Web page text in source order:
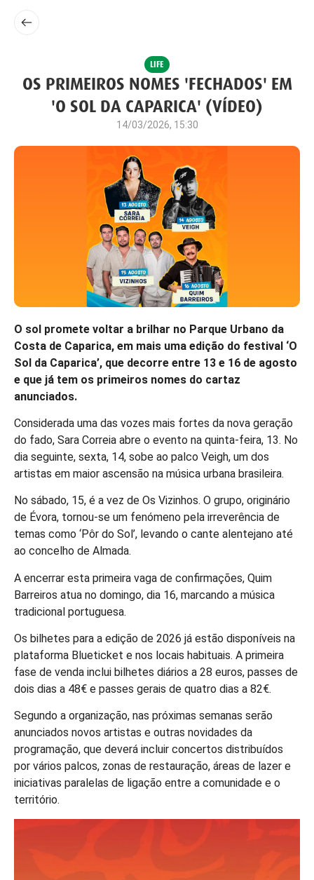
LIFE
OS PRIMEIROS NOMES 'FECHADOS' EM
'O SOL DA CAPARICA' (VÍDEO)
14/03/2026, 15:30
O sol promete voltar a brilhar no Parque Urbano da
Costa de Caparica, em mais uma edição do festival ‘O
Sol da Caparica’, que decorre entre 13 e 16 de agosto
e que já tem os primeiros nomes do cartaz
anunciados.
Considerada uma das vozes mais fortes da nova geração
do fado, Sara Correia abre o evento na quinta-feira, 13. No
dia seguinte, sexta, 14, sobe ao palco Veigh, um dos
artistas em maior ascensão na música urbana brasileira.
No sábado, 15, é a vez de Os Vizinhos. O grupo, originário
de Évora, tornou-se um fenómeno pela irreverência de
temas como ‘Pôr do Sol’, levando o cante alentejano até
ao concelho de Almada.
A encerrar esta primeira vaga de confirmações, Quim
Barreiros atua no domingo, dia 16, marcando a música
tradicional portuguesa.
Os bilhetes para a edição de 2026 já estão disponíveis na
plataforma Blueticket e nos locais habituais. A primeira
fase de venda inclui bilhetes diários a 28 euros, passes de
dois dias a 48€ e passes gerais de quatro dias a 82€.
Segundo a organização, nas próximas semanas serão
anunciados novos artistas e outras novidades da
programação, que deverá incluir concertos distribuídos
por vários palcos, zonas de restauração, áreas de lazer e
iniciativas paralelas de ligação entre a comunidade e o
território.